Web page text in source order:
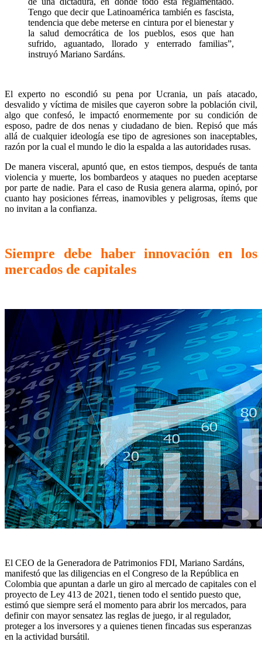
Tengo que decir que Latinoamérica también es fascista,
tendencia que debe meterse en cintura por el bienestar y
la salud democrática de los pueblos, esos que han
sufrido, aguantado, llorado y enterrado familias”,
instruyó Mariano Sardáns.
El experto no escondió su pena por Ucrania, un país atacado,
desvalido y víctima de misiles que cayeron sobre la población civil,
algo que confesó, le impactó enormemente por su condición de
esposo, padre de dos nenas y ciudadano de bien. Repisó que más
allá de cualquier ideología ese tipo de agresiones son inaceptables,
razón por la cual el mundo le dio la espalda a las autoridades rusas.
De manera visceral, apuntó que, en estos tiempos, después de tanta
violencia y muerte, los bombardeos y ataques no pueden aceptarse
por parte de nadie. Para el caso de Rusia genera alarma, opinó, por
cuanto hay posiciones férreas, inamovibles y peligrosas, ítems que
no invitan a la confianza.
Siempre debe haber innovación en los
mercados de capitales
El CEO de la Generadora de Patrimonios FDI, Mariano Sardáns,
manifestó que las diligencias en el Congreso de la República en
Colombia que apuntan a darle un giro al mercado de capitales con el
proyecto de Ley 413 de 2021, tienen todo el sentido puesto que,
estimó que siempre será el momento para abrir los mercados, para
definir con mayor sensatez las reglas de juego, ir al regulador,
proteger a los inversores y a quienes tienen fincadas sus esperanzas
en la actividad bursátil.